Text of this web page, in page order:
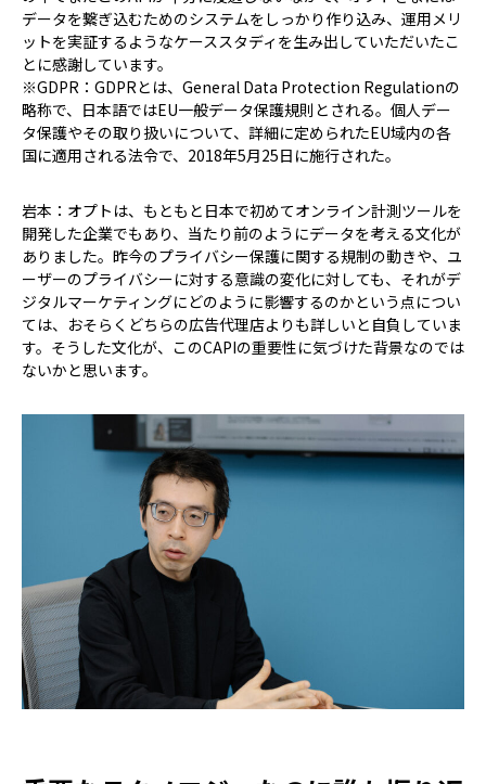
データを繋ぎ込むためのシステムをしっかり作り込み、運用メリ
ットを実証するようなケーススタディを生み出していただいたこ
とに感謝しています。
※GDPR：GDPRとは、General Data Protection Regulationの
略称で、日本語ではEU一般データ保護規則とされる。個人デー
タ保護やその取り扱いについて、詳細に定められたEU域内の各
国に適用される法令で、2018年5月25日に施行された。
岩本：オプトは、もともと日本で初めてオンライン計測ツールを
開発した企業でもあり、当たり前のようにデータを考える文化が
ありました。昨今のプライバシー保護に関する規制の動きや、ユ
ーザーのプライバシーに対する意識の変化に対しても、それがデ
ジタルマーケティングにどのように影響するのかという点につい
ては、おそらくどちらの広告代理店よりも詳しいと自負していま
す。そうした文化が、このCAPIの重要性に気づけた背景なのでは
ないかと思います。